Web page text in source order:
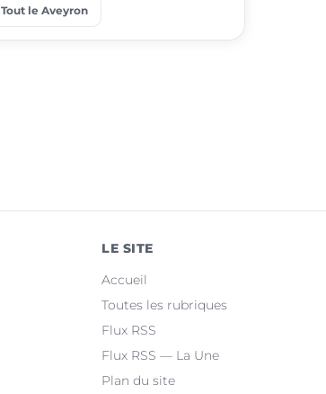
Tout le Aveyron
LE SITE
Accueil
Toutes les rubriques
Flux RSS
Flux RSS — La Une
Plan du site